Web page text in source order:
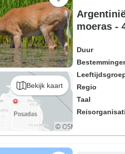
Bekijk kaart
moeras -
Duur
Regio
Taal